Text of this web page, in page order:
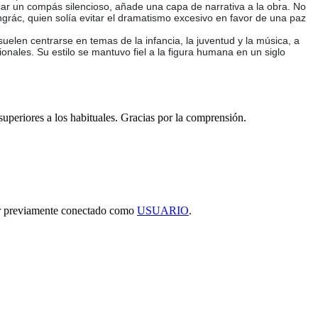
un compás silencioso, añade una capa de narrativa a la obra. No
quien solía evitar el dramatismo excesivo en favor de una paz
centrarse en temas de la infancia, la juventud y la música, a
Su estilo se mantuvo fiel a la figura humana en un siglo
a los habituales. Gracias por la comprensión.
conectado como USUARIO.